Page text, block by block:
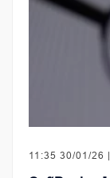
11:35 30/01/26 |